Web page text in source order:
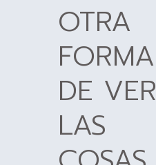
OTRA
FORMA
DE VER
LAS